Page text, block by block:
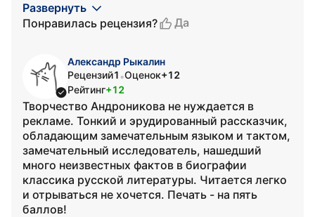
Развернуть
Понравилась рецензия?
Да
Александр Рыкалин
Рецензий1 •Оценок+12
Рейтинг+12
Творчество Андроникова не нуждается в
рекламе. Тонкий и эрудированный рассказчик,
обладающим замечательным языком и тактом,
замечательный исследователь, нашедший
много неизвестных фактов в биографии
классика русской литературы. Читается легко
и отрываться не хочется. Печать - на пять
баллов!